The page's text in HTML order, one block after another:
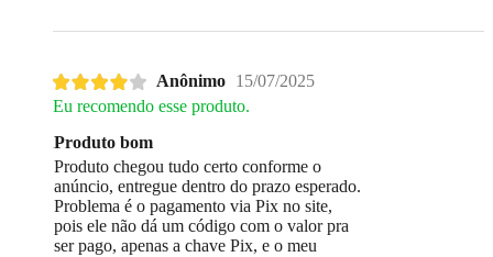
Anônimo 15/07/2025
Eu recomendo esse produto.
Produto bom
Produto chegou tudo certo conforme o
anúncio, entregue dentro do prazo esperado.
Problema é o pagamento via Pix no site,
pois ele não dá um código com o valor pra
ser pago, apenas a chave Pix, e o meu